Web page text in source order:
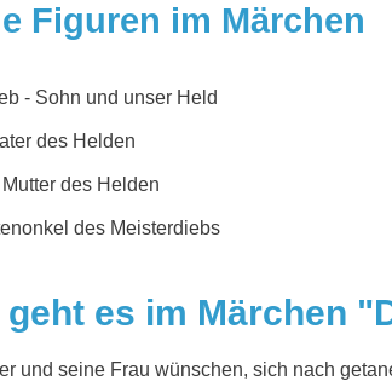
Figuren im Märchen
- Sohn und unser Held
des Helden
des Helden
des Meisterdiebs
geht es im Märchen
und seine Frau wünschen, sich nach